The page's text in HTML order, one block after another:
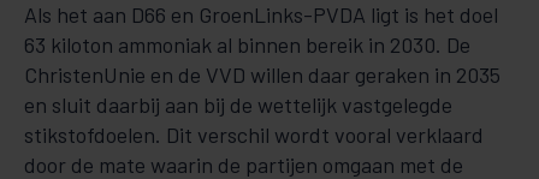
Als het aan D66 en GroenLinks-PVDA ligt is het doel
63 kiloton ammoniak al binnen bereik in 2030. De
ChristenUnie en de VVD willen daar geraken in 2035
en sluit daarbij aan bij de wettelijk vastgelegde
stikstofdoelen. Dit verschil wordt vooral verklaard
door de mate waarin de partijen omgaan met de